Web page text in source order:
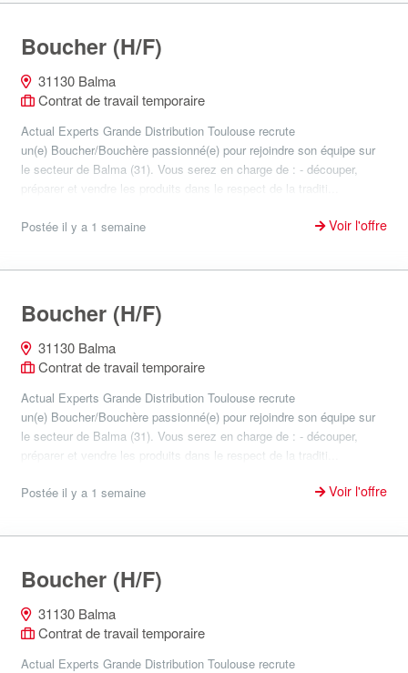
Boucher (H/F)
31130 Balma
Contrat de travail temporaire
Actual Experts Grande Distribution Toulouse recrute
un(e) Boucher/Bouchère passionné(e) pour rejoindre son équipe sur
le secteur de Balma (31). Vous serez en charge de : - découper,
préparer et vendre les produits dans le respect de la traditi...
Postée il y a 1 semaine Voir l'offre
Boucher (H/F)
31130 Balma
Contrat de travail temporaire
Actual Experts Grande Distribution Toulouse recrute
un(e) Boucher/Bouchère passionné(e) pour rejoindre son équipe sur
le secteur de Balma (31). Vous serez en charge de : - découper,
préparer et vendre les produits dans le respect de la traditi...
Postée il y a 1 semaine Voir l'offre
Boucher (H/F)
31130 Balma
Contrat de travail temporaire
Actual Experts Grande Distribution Toulouse recrute